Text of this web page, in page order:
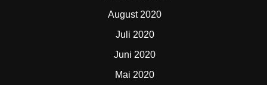
August 2020
Juli 2020
Juni 2020
Mai 2020